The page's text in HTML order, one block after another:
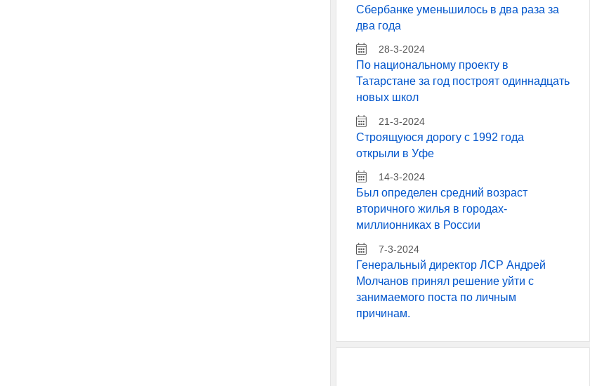
Сбербанке уменьшилось в два раза за
два года
28-3-2024
По национальному проекту в
Татарстане за год построят одиннадцать
новых школ
21-3-2024
Строящуюся дорогу с 1992 года
открыли в Уфе
14-3-2024
Был определен средний возраст
вторичного жилья в городах-
миллионниках в России
7-3-2024
Генеральный директор ЛСР Андрей
Молчанов принял решение уйти с
занимаемого поста по личным
причинам.